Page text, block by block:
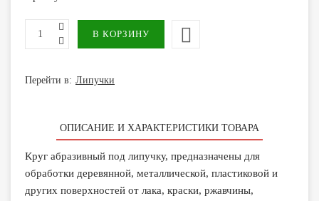
Перейти в: Липучки
ОПИСАНИЕ И ХАРАКТЕРИСТИКИ ТОВАРА
Круг абразивный под липучку, предназначены для
обработки деревянной, металлической, пластиковой и
других поверхностей от лака, краски, ржавчины,